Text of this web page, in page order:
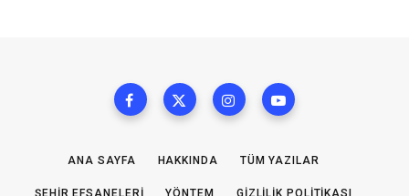
ANA SAYFA HAKKINDA TÜM YAZILAR
ŞEHIR EFSANELERI YÖNTEM GIZLILIK POLITIKASI